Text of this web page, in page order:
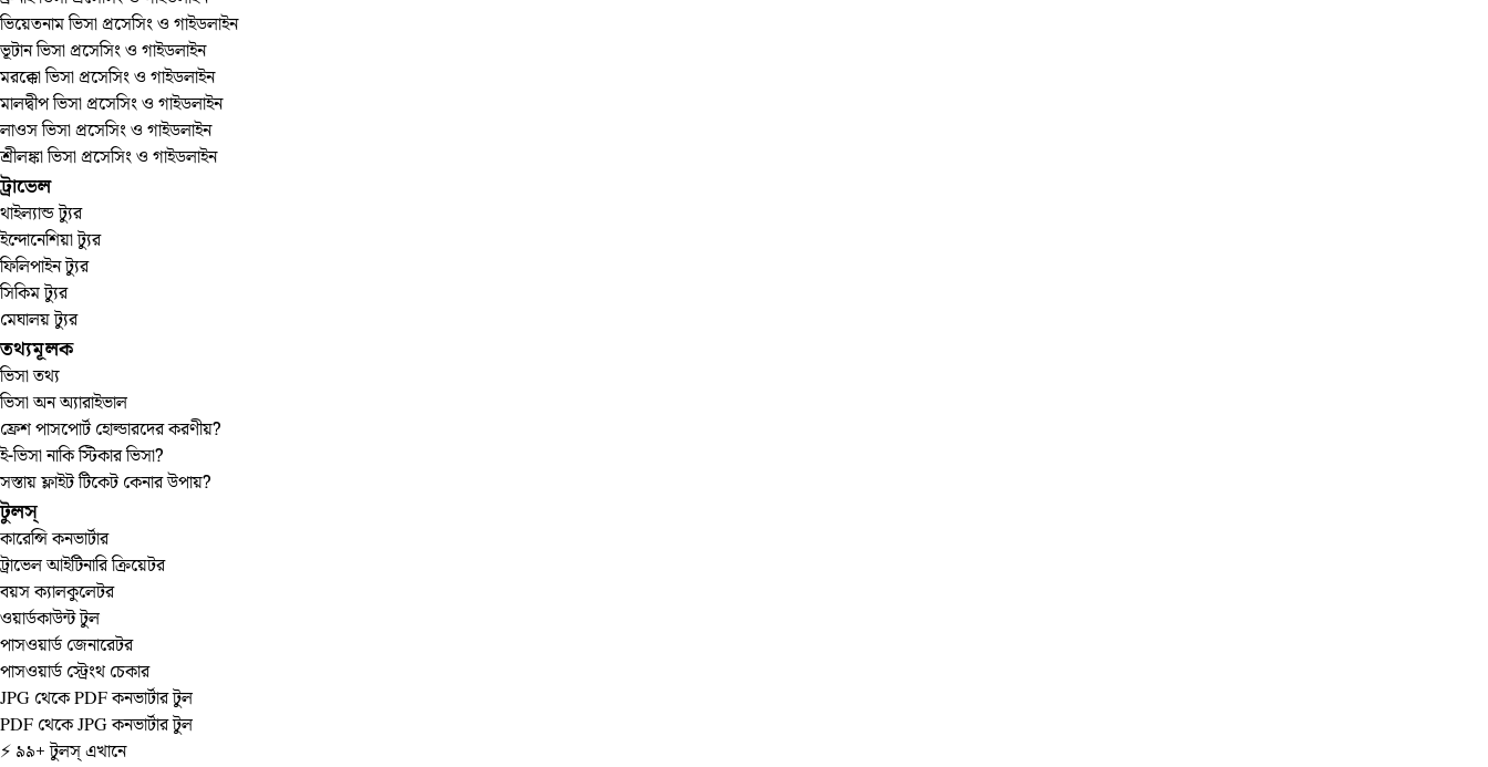
ভিয়েতনাম ভিসা প্রসেসিং ও গাইডলাইন
ভূটান ভিসা প্রসেসিং ও গাইডলাইন
মরক্কো ভিসা প্রসেসিং ও গাইডলাইন
মালদ্বীপ ভিসা প্রসেসিং ও গাইডলাইন
লাওস ভিসা প্রসেসিং ও গাইডলাইন
শ্রীলঙ্কা ভিসা প্রসেসিং ও গাইডলাইন
ট্রাভেল
থাইল্যান্ড ট্যুর
ইন্দোনেশিয়া ট্যুর
ফিলিপাইন ট্যুর
সিকিম ট্যুর
মেঘালয় ট্যুর
তথ্যমূলক
ভিসা তথ্য
ভিসা অন অ্যারাইভাল
ফ্রেশ পাসপোর্ট হোল্ডারদের করণীয়?
ই-ভিসা নাকি স্টিকার ভিসা?
সস্তায় ফ্লাইট টিকেট কেনার উপায়?
টুলস্‌
কারেন্সি কনভার্টার
ট্রাভেল আইটিনারি ক্রিয়েটর
বয়স ক্যালকুলেটর
ওয়ার্ডকাউন্ট টুল
পাসওয়ার্ড জেনারেটর
পাসওয়ার্ড স্ট্রেংথ চেকার
JPG থেকে PDF কনভার্টার টুল
PDF থেকে JPG কনভার্টার টুল
⚡ ৯৯+ টুলস্‌ এখানে